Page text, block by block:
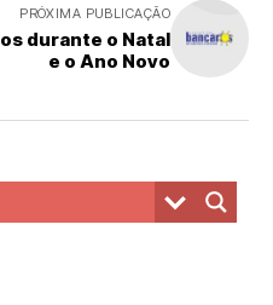
PRÓXIMA PUBLICAÇÃO
durante o Natal
e o Ano Novo